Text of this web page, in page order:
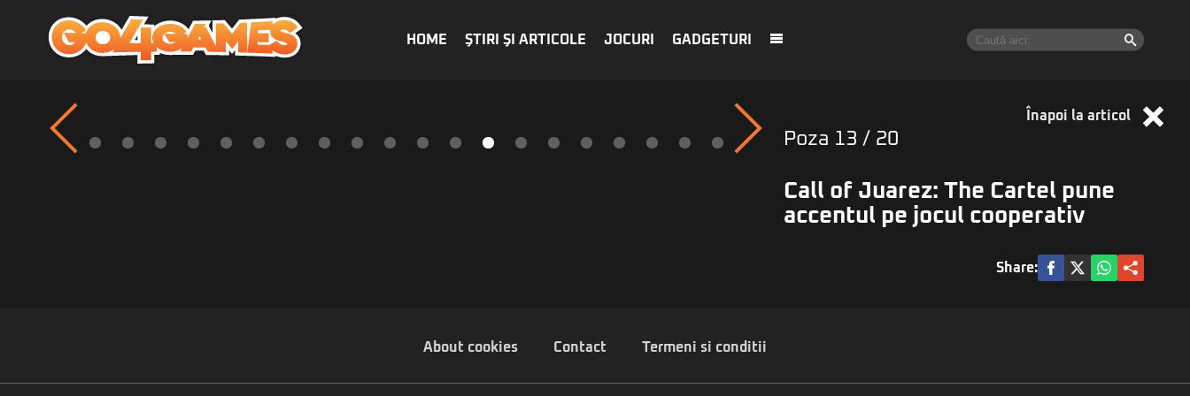
HOME ŞTIRI ŞI ARTICOLE JOCURI GADGETURI
Înapoi la articol
Poza 13 / 20
Call of Juarez: The Cartel pune
accentul pe jocul cooperativ
Share:
About cookies Contact Termeni si conditii